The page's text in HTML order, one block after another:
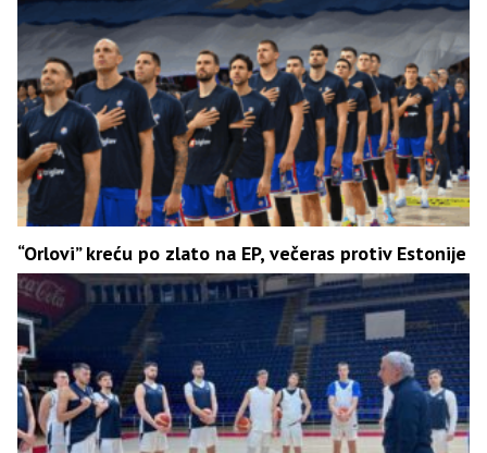
“Orlovi” kreću po zlato na EP, večeras protiv Estonije